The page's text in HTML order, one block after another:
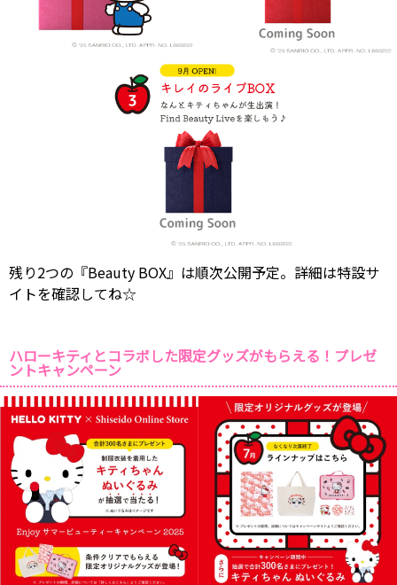
残り2つの『Beauty BOX』は順次公開予定。詳細は特設サ
イトを確認してね☆
ハローキティとコラボした限定グッズがもらえる！プレゼ
ントキャンペーン